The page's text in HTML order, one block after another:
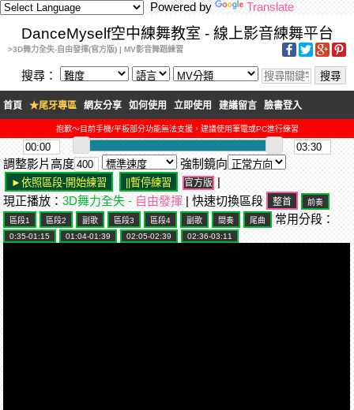
Powered by Translate
DanceMyself空中練舞教室 - 線上影音練舞平台
>3D舞力全失-自由發揮(官方版) | MV影音舞蹈練習
搜尋：
首頁 ★尾牙專區 網友分享 如何使用 立即使用 建議留言 臉書登入
抱歉～目前手機/平板部分功能無法支援，建議使用筆電或PC進行練習
調整影片高度 強制鏡向
官方版 |
現正播放：3D舞力全失 - 自由發揮 | 快速切換區段
常用分段：